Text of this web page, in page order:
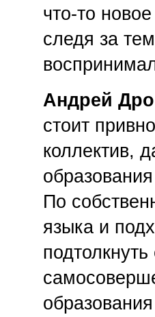
что‑то
следя за
Андрей
стоит
коллектив,
По
языка и